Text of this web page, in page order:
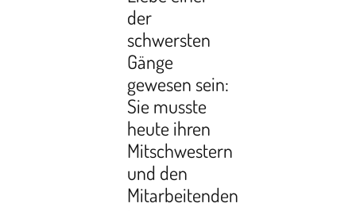
der
schwersten
Gänge
gewesen sein:
Sie musste
heute ihren
Mitschwestern
und den
Mitarbeitenden